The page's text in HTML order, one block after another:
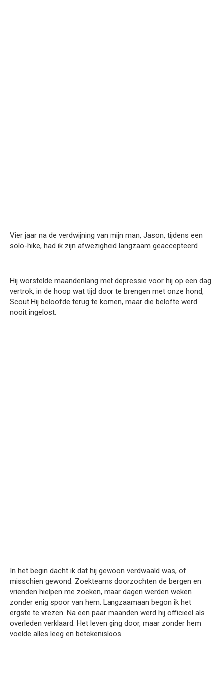
Vier jaar na de verdwijning van mijn man, Jason, tijdens een
solo-hike, had ik zijn afwezigheid langzaam geaccepteerd
Hij worstelde maandenlang met depressie voor hij op een dag
vertrok, in de hoop wat tijd door te brengen met onze hond,
Scout.Hij beloofde terug te komen, maar die belofte werd
nooit ingelost.
In het begin dacht ik dat hij gewoon verdwaald was, of
misschien gewond. Zoekteams doorzochten de bergen en
vrienden hielpen me zoeken, maar dagen werden weken
zonder enig spoor van hem. Langzaamaan begon ik het
ergste te vrezen. Na een paar maanden werd hij officieel als
overleden verklaard. Het leven ging door, maar zonder hem
voelde alles leeg en betekenisloos.